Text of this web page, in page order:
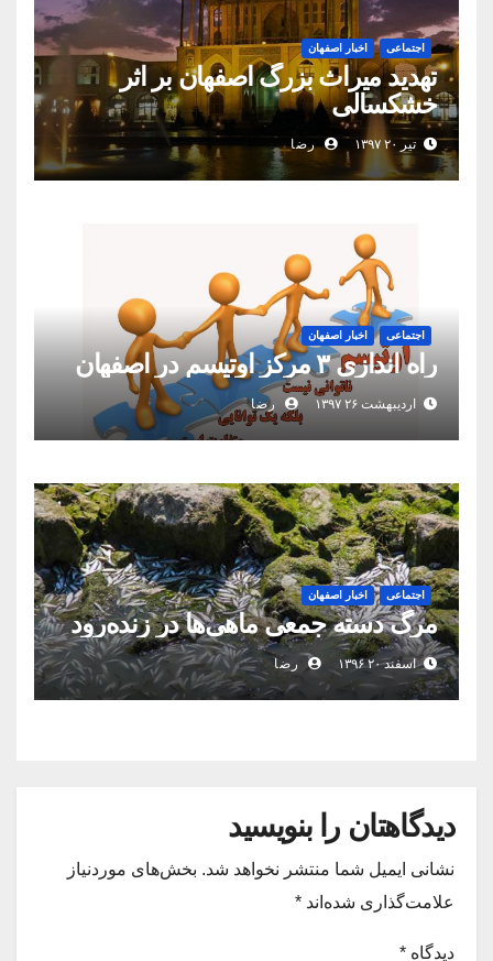
اجتماعی اخبار اصفهان
تهدید میراث بزرگ اصفهان بر اثر
خشکسالی
تیر ۲۰ ۱۳۹۷ رضا
اجتماعی اخبار اصفهان
راه اندازی ۳ مرکز اوتیسم در اصفهان
اردیبهشت ۲۶ ۱۳۹۷ رضا
اجتماعی اخبار اصفهان
مرگ دسته جمعی ماهی‌ها در زنده‌رود
اسفند ۲۰ ۱۳۹۶ رضا
دیدگاهتان را بنویسید
نشانی ایمیل شما منتشر نخواهد شد. بخش‌های موردنیاز
علامت‌گذاری شده‌اند *
دیدگاه *